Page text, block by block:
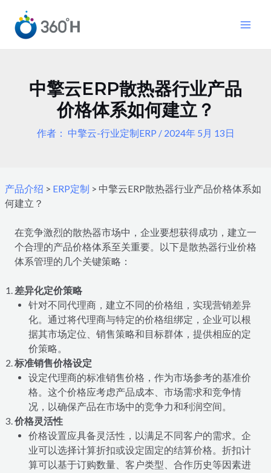
中擎云ERP散热器行业产品
价格体系如何建立？
作者： 中擎云-行业定制ERP / 2024年 5月 13日
产品介绍 > ERP定制 > 中擎云ERP散热器行业产品价格体系如
何建立？
在竞争激烈的散热器市场中，企业要想获得成功，建立一
个合理的产品价格体系至关重要。以下是散热器行业价格
体系管理的几个关键策略：
差异化定价策略
针对不同代理商，建立不同的价格组，实现营销差异
化。通过将代理商与特定的价格组绑定，企业可以根
据其市场定位、销售策略和目标群体，提供相应的定
价策略。
标准销售价格设定
设定代理商的标准销售价格，作为市场参考的基准价
格。这个价格应考虑产品成本、市场需求和竞争情
况，以确保产品在市场中的竞争力和利润空间。
价格灵活性
价格设置应具备灵活性，以满足不同客户的需求。企
业可以选择计算折扣或设定固定的结算价格。折扣计
算可以基于订购数量、客户类型、合作历史等因素进
navigation